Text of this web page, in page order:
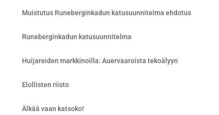
Muistutus Runeberginkadun katusuunnitelma ehdotus
Runeberginkadun katusuunnitelma
Huijareiden markkinoilla: Auervaaroista tekoälyyn
Elollisten riisto
Älkää vaan katsoko!